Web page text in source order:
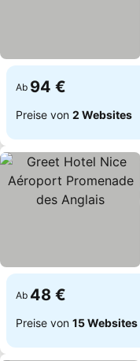
Ab 94 €
Preise von 2 Websites
Ab 48 €
Preise von 15 Websites